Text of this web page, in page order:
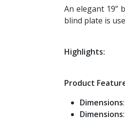
An elegant 19”
blind plate is
Highlights:
Product
Dimensions
Dimensions